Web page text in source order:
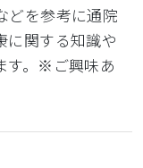
どを参考に通院
に関する知識や
す。※ご興味あ